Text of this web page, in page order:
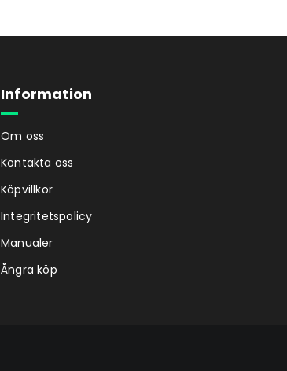
Information
Om oss
Kontakta oss
Köpvillkor
Integritetspolicy
Manualer
Ångra köp